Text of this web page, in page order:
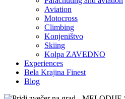
Aviation
Motocross
Climbing
Konjeništvo
Skiing
Kolpa ZAVEDNO
Experiences
Bela Krajina Finest
Blog